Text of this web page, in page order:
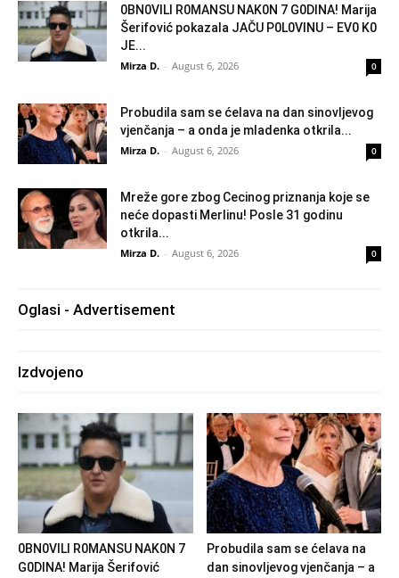
0BN0VlLl R0MANSU NAK0N 7 G0DlNA! Marija
Šerifović pokazala JAČU P0L0VINU – EV0 K0
JE...
Mirza D. - August 6, 2026 0
Probudila sam se ćelava na dan sinovljevog
vjenčanja – a onda je mladenka otkrila...
Mirza D. - August 6, 2026 0
Mreže gore zbog Cecinog priznanja koje se
neće dopasti Merlinu! Posle 31 godinu
otkrila...
Mirza D. - August 6, 2026 0
Oglasi - Advertisement
Izdvojeno
0BN0VlLl R0MANSU NAK0N 7
G0DlNA! Marija Šerifović
Probudila sam se ćelava na
dan sinovljevog vjenčanja – a